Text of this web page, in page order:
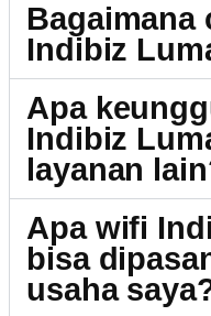
Bagaimana
Indibiz
Apa
Indibiz
layanan
Apa wifi
bisa
usaha